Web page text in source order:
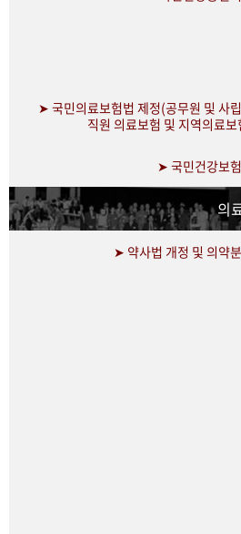
➤ 국민의료보험법 제정(공무원 및 사
직원 의료보험 및 지역의료
➤ 국민건강보
의
➤ 약사법 개정 및 의약